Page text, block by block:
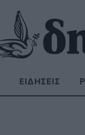
ΕΙΔΉΣΕΙΣ